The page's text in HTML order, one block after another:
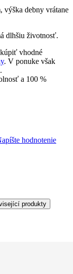
výška debny vrátane
dlhšiu životnosť.
vhodné
. V ponuke však
a 100 %
hodnotenie
produkty